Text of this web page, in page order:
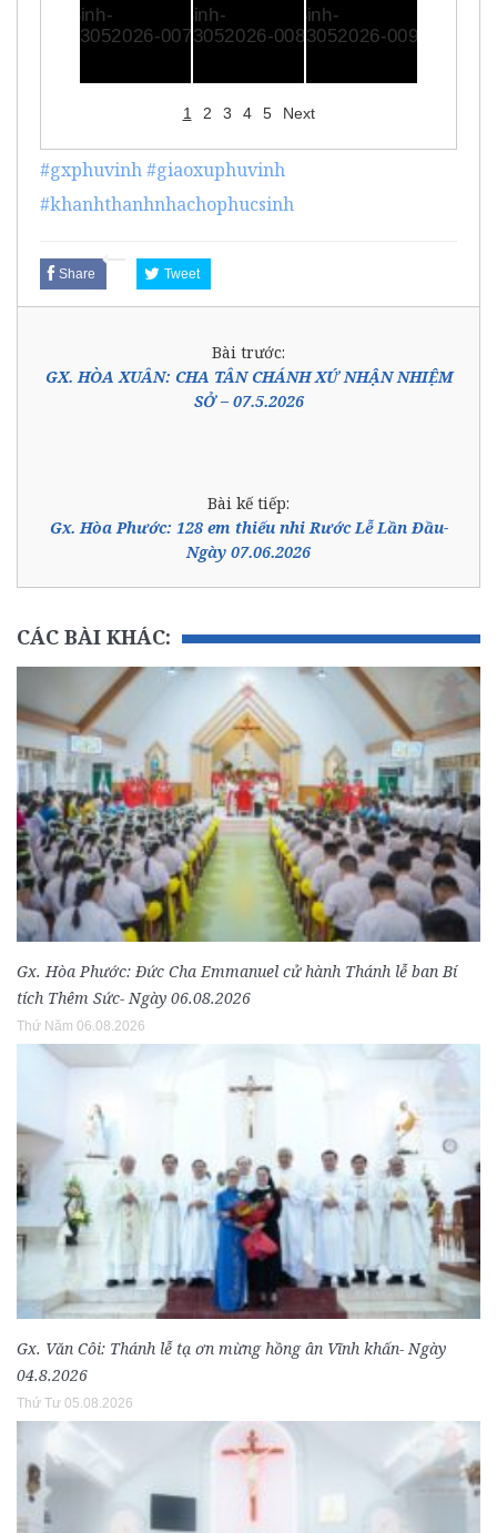
1 2 3 4 5 Next
#gxphuvinh#giaoxuphuvinh
#khanhthanhnhachophucsinh
Share Tweet
Bài trước:
GX. HÒA XUÂN: CHA TÂN CHÁNH XỨ NHẬN NHIỆM
SỞ – 07.5.2026
Bài kế tiếp:
Gx. Hòa Phước: 128 em thiếu nhi Rước Lễ Lần Đầu-
Ngày 07.06.2026
CÁC BÀI KHÁC:
Gx. Hòa Phước: Đức Cha Emmanuel cử hành Thánh lễ ban Bí
tích Thêm Sức- Ngày 06.08.2026
Thứ Năm 06.08.2026
Gx. Văn Côi: Thánh lễ tạ ơn mừng hồng ân Vĩnh khấn- Ngày
04.8.2026
Thứ Tư 05.08.2026